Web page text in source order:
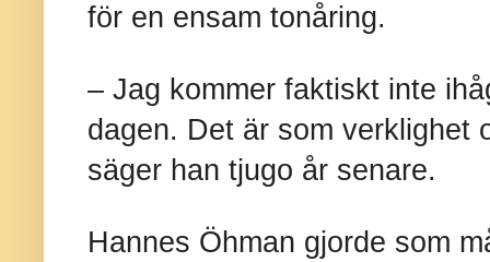
för en ensam tonåring.
– Jag kommer faktiskt inte
dagen. Det är som verklighet
säger han tjugo år senare.
Hannes Öhman gjorde som